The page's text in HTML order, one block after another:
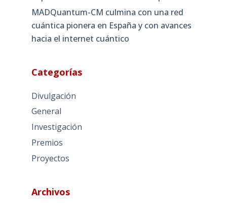
MADQuantum-CM culmina con una red
cuántica pionera en España y con avances
hacia el internet cuántico
Categorías
Divulgación
General
Investigación
Premios
Proyectos
Archivos